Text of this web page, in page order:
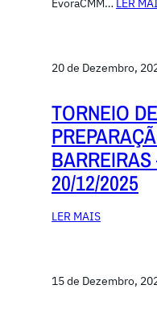
ÉvoraCMM… LER
20 de Dezembro,
TORNEIO
20/12/2025
LER MAIS
15 de Dezembro,